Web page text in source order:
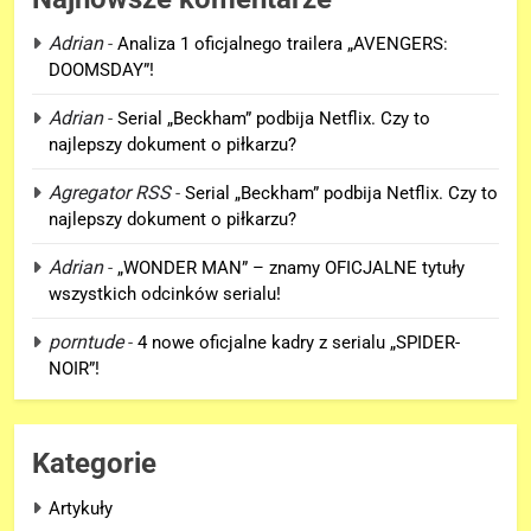
Adrian- Analiza 1 oficjalnego trailera „AVENGERS:
DOOMSDAY”!
Adrian- Serial „Beckham” podbija Netflix. Czy to
najlepszy dokument o piłkarzu?
Agregator RSS- Serial „Beckham” podbija Netflix. Czy to
najlepszy dokument o piłkarzu?
Adrian- „WONDER MAN” – znamy OFICJALNE tytuły
wszystkich odcinków serialu!
porntude- 4 nowe oficjalne kadry z serialu „SPIDER-
NOIR”!
Kategorie
Artykuły
Kit Connor dołączy do obsady
„X-MEN” jako nowy Scott
Summers!
NEWSY
6
Tom Holland napisał list do
NEW DAY” i… potwierdził swój
FILMY